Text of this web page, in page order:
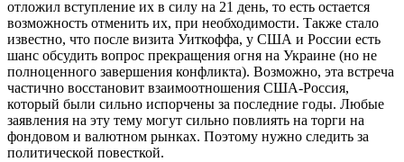
отложил вступление их в силу на 21 день, то есть остается
возможность отменить их, при необходимости. Также стало
известно, что после визита Уиткоффа, у США и России есть
шанс обсудить вопрос прекращения огня на Украине (но не
полноценного завершения конфликта). Возможно, эта встреча
частично восстановит взаимоотношения США-Россия,
который были сильно испорчены за последние годы. Любые
заявления на эту тему могут сильно повлиять на торги на
фондовом и валютном рынках. Поэтому нужно следить за
политической повесткой.